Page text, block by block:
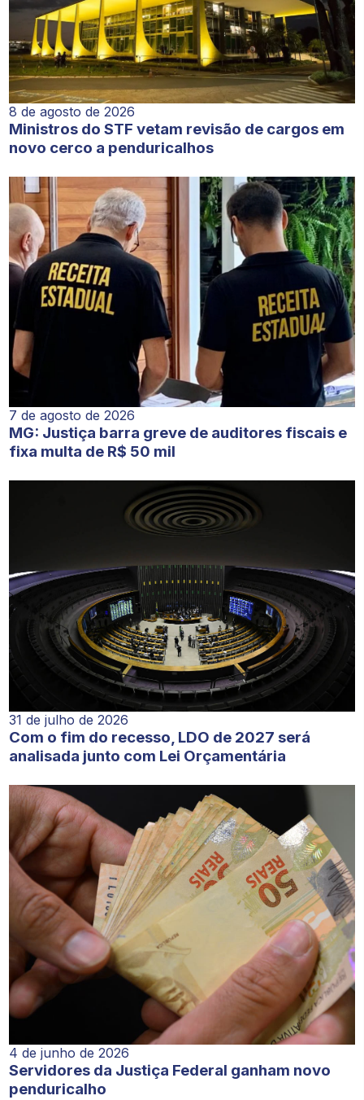
8 de agosto de 2026
Ministros do STF vetam revisão de cargos em
novo cerco a penduricalhos
7 de agosto de 2026
MG: Justiça barra greve de auditores fiscais e
fixa multa de R$ 50 mil
31 de julho de 2026
Com o fim do recesso, LDO de 2027 será
analisada junto com Lei Orçamentária
4 de junho de 2026
Servidores da Justiça Federal ganham novo
penduricalho